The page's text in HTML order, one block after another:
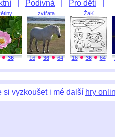
Podivná Pro děti
36
zvířata
16 36 64
ŽaK
16 36 64
si vyzkoušet i mé další hry